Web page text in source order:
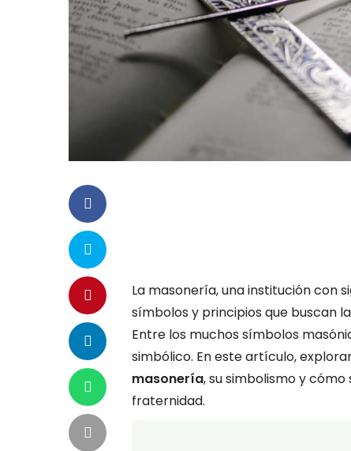
La masonería, una institución con
símbolos y principios que buscan
Entre los muchos símbolos
simbólico. En este artículo,
masonería, su simbolismo y
fraternidad.